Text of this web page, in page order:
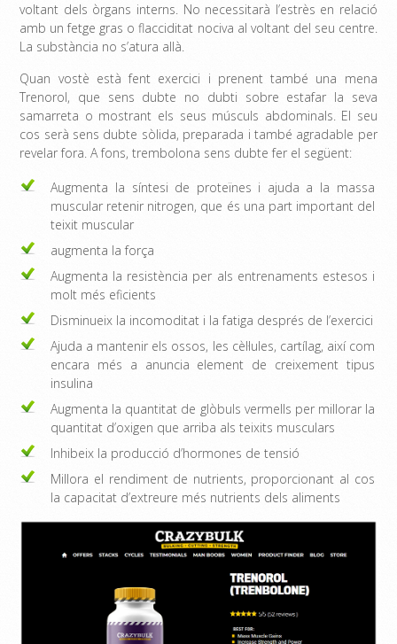
voltant dels òrgans interns. No necessitarà l’estrès en relació
amb un fetge gras o flacciditat nociva al voltant del seu centre.
La substància no s’atura allà.
Quan vostè està fent exercici i prenent també una mena
Trenorol, que sens dubte no dubti sobre estafar la seva
samarreta o mostrant els seus músculs abdominals. El seu
cos serà sens dubte sòlida, preparada i també agradable per
revelar fora. A fons, trembolona sens dubte fer el següent:
Augmenta la síntesi de proteïnes i ajuda a la massa
muscular retenir nitrogen, que és una part important del
teixit muscular
augmenta la força
Augmenta la resistència per als entrenaments estesos i
molt més eficients
Disminueix la incomoditat i la fatiga després de l’exercici
Ajuda a mantenir els ossos, les cèl·lules, cartílag, així com
encara més a anuncia element de creixement tipus
insulina
Augmenta la quantitat de glòbuls vermells per millorar la
quantitat d’oxigen que arriba als teixits musculars
Inhibeix la producció d’hormones de tensió
Millora el rendiment de nutrients, proporcionant al cos
la capacitat d’extreure més nutrients dels aliments